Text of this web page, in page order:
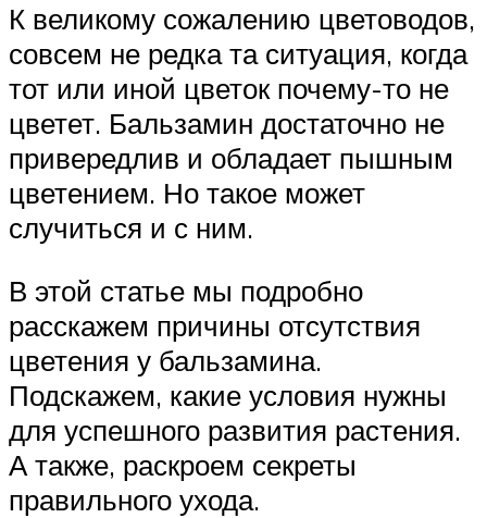
К великому сожалению цветоводов,
совсем не редка та ситуация, когда
тот или иной цветок почему-то не
цветет. Бальзамин достаточно не
привередлив и обладает пышным
цветением. Но такое может
случиться и с ним.
В этой статье мы подробно
расскажем причины отсутствия
цветения у бальзамина.
Подскажем, какие условия нужны
для успешного развития растения.
А также, раскроем секреты
правильного ухода.